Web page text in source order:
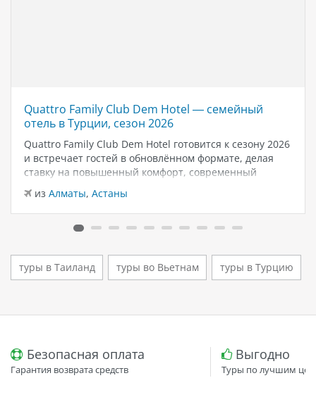
Quattro Family Club Dem Hotel — семейный
отель в Турции, сезон 2026
Quattro Family Club Dem Hotel готовится к сезону 2026
и встречает гостей в обновлённом формате, делая
ставку на повышенный комфорт, современный
дизайн и атмосферу спокойного семейного отдыха у
моря. Отель остаётся популярным выбором для тех,
кто ищет семейный отель в…
из Алматы, Астаны
туры в Таиланд туры во Вьетнам туры в Турцию
Безопасная оплата
Гарантия возврата средств
Выгодно
Туры по лучшим